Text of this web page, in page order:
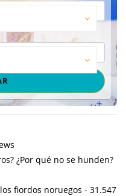
¿Por qué no se hunden?
fiordos noruegos - 31.547